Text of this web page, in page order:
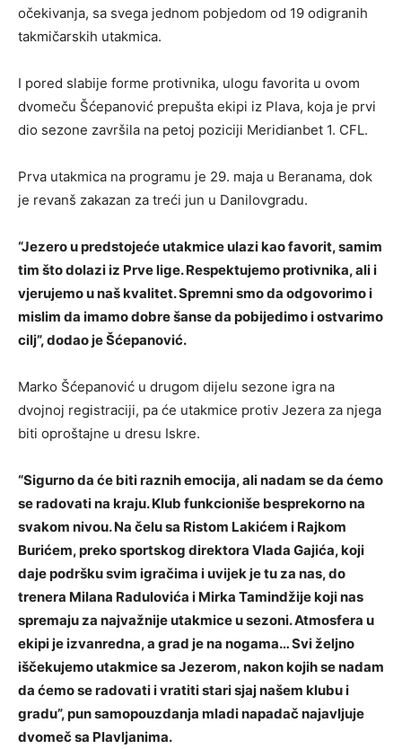
očekivanja, sa svega jednom pobjedom od 19 odigranih
takmičarskih utakmica.
I pored slabije forme protivnika, ulogu favorita u ovom
dvomeču Šćepanović prepušta ekipi iz Plava, koja je prvi
dio sezone završila na petoj poziciji Meridianbet 1. CFL.
Prva utakmica na programu je 29. maja u Beranama, dok
je revanš zakazan za treći jun u Danilovgradu.
“Jezero u predstojeće utakmice ulazi kao favorit, samim
tim što dolazi iz Prve lige. Respektujemo protivnika, ali i
vjerujemo u naš kvalitet. Spremni smo da odgovorimo i
mislim da imamo dobre šanse da pobijedimo i ostvarimo
cilj”, dodao je Šćepanović.
Marko Šćepanović u drugom dijelu sezone igra na
dvojnoj registraciji, pa će utakmice protiv Jezera za njega
biti oproštajne u dresu Iskre.
“Sigurno da će biti raznih emocija, ali nadam se da ćemo
se radovati na kraju. Klub funkcioniše besprekorno na
svakom nivou. Na čelu sa Ristom Lakićem i Rajkom
Burićem, preko sportskog direktora Vlada Gajića, koji
daje podršku svim igračima i uvijek je tu za nas, do
trenera Milana Radulovića i Mirka Tamindžije koji nas
spremaju za najvažnije utakmice u sezoni. Atmosfera u
ekipi je izvanredna, a grad je na nogama… Svi željno
iščekujemo utakmice sa Jezerom, nakon kojih se nadam
da ćemo se radovati i vratiti stari sjaj našem klubu i
gradu”, pun samopouzdanja mladi napadač najavljuje
dvomeč sa Plavljanima.